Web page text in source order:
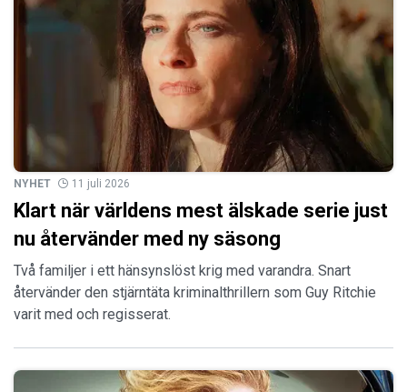
NYHET 11 juli 2026
Klart när världens mest älskade serie just
nu återvänder med ny säsong
Två familjer i ett hänsynslöst krig med varandra. Snart
återvänder den stjärntäta kriminalthrillern som Guy Ritchie
varit med och regisserat.